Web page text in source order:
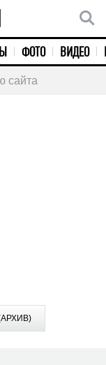
ФОТО ВИДЕО
сайта